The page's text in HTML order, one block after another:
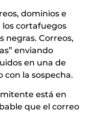
dominios e
los cortafuegos
negras. Correos,
enviando
en una de
con la sospecha.
está en
que el correo